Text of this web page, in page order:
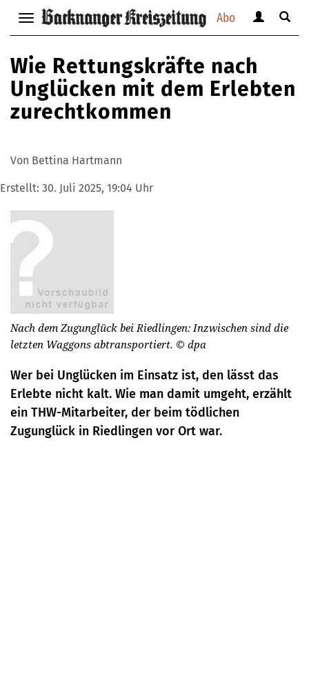
Abo
Navigation
anzeigen
bzw.
verbergen
anzeigen
verbergen
Suche
Wie Rettungskräfte nach
Unglücken mit dem Erlebten
zurechtkommen
Von Bettina Hartmann
Erstellt: 30. Juli 2025, 19:04 Uhr
Nach dem Zugunglück bei Riedlingen: Inzwischen sind die
letzten Waggons abtransportiert. © dpa
Wer bei Unglücken im Einsatz ist, den lässt das
Erlebte nicht kalt. Wie man damit umgeht, erzählt
ein THW-Mitarbeiter, der beim tödlichen
Zugunglück in Riedlingen vor Ort war.